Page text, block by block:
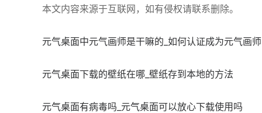
本文内容来源于互联网，如有侵权请联系删除。
元气桌面中元气画师是干嘛的_如何认证成为元气画师
元气桌面下载的壁纸在哪_壁纸存到本地的方法
元气桌面有病毒吗_元气桌面可以放心下载使用吗